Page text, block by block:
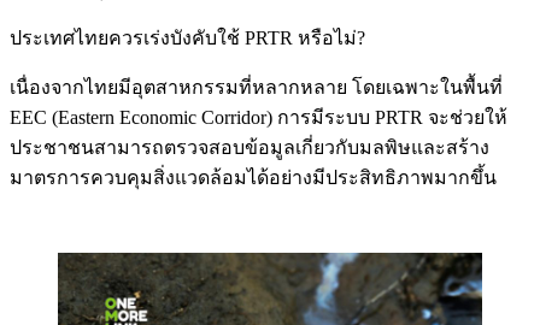
ประเทศไทยควรเร่งบังคับใช้ PRTR หรือไม่?
เนื่องจากไทยมีอุตสาหกรรมที่หลากหลาย โดยเฉพาะในพื้นที่
EEC (Eastern Economic Corridor) การมีระบบ PRTR จะช่วยให้
ประชาชนสามารถตรวจสอบข้อมูลเกี่ยวกับมลพิษและสร้าง
มาตรการควบคุมสิ่งแวดล้อมได้อย่างมีประสิทธิภาพมากขึ้น